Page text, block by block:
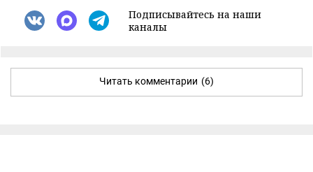
Подписывайтесь на наши
каналы
Читать комментарии (6)